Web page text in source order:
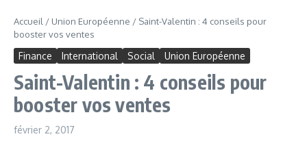
Accueil / Union Européenne / Saint-Valentin : 4 conseils pour
booster vos ventes
Finance International Social Union Européenne
Saint-Valentin : 4 conseils pour
booster vos ventes
février 2, 2017